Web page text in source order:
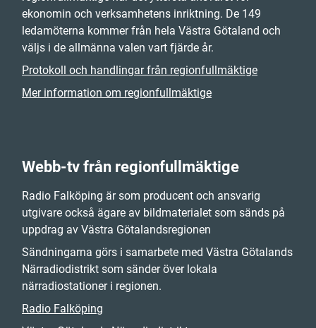
ekonomin och verksamhetens inriktning. De 149
ledamöterna kommer från hela Västra Götaland och
väljs i de allmänna valen vart fjärde år.
Protokoll och handlingar från regionfullmäktige
Mer information om regionfullmäktige
Webb-tv från regionfullmäktige
Radio Falköping är som producent och ansvarig
utgivare också ägare av bildmaterialet som sänds på
uppdrag av Västra Götalandsregionen
Sändningarna görs i samarbete med Västra Götalands
Närradiodistrikt som sänder över lokala
närradiostationer i regionen.
Radio Falköping